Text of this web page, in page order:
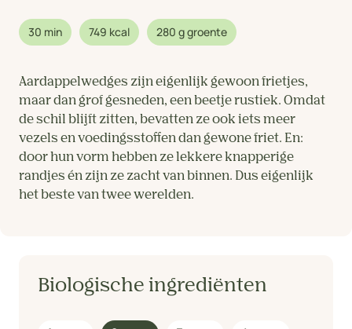
30 min 749 kcal 280 g groente
Aardappelwedges zijn eigenlijk gewoon frietjes,
maar dan grof gesneden, een beetje rustiek. Omdat
de schil blijft zitten, bevatten ze ook iets meer
vezels en voedingsstoffen dan gewone friet. En:
door hun vorm hebben ze lekkere knapperige
randjes én zijn ze zacht van binnen. Dus eigenlijk
het beste van twee werelden.
Biologische ingrediënten